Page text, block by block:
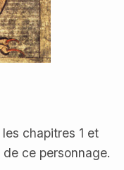
chapitres 1 et
ce personnage.